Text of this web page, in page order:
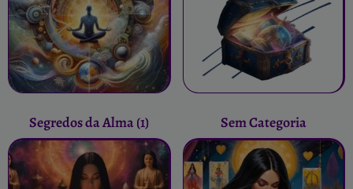
Segredos da Alma(1) Sem Categoria